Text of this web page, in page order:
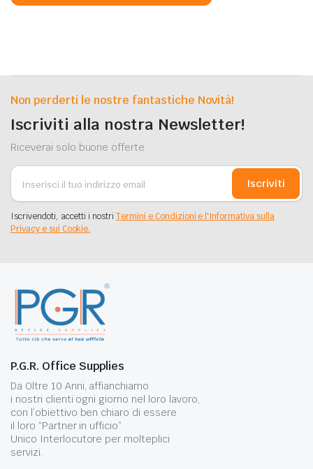
Non perderti le nostre fantastiche Novità!
Iscriviti alla nostra Newsletter!
Riceverai solo buone offerte
Iscriviti
Iscrivendoti, accetti i nostriTermini e Condizioni e l'Informativa sulla
Privacy e sui Cookie.
P.G.R. Office Supplies
Da Oltre 10 Anni, affianchiamo
i nostri clienti ogni giorno nel loro lavoro,
con l’obiettivo ben chiaro di essere
il loro “Partner in ufficio” .
Unico Interlocutore per molteplici
servizi.